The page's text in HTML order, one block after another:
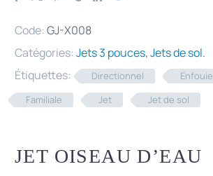
Code: GJ-X008
Catégories: Jets 3 pouces,Jets de sol.
Étiquettes:
Directionnel
Enfouie
Familiale
Jet Jet de sol
JET OISEAU D’EAU